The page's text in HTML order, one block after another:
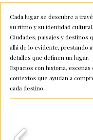
Cada lugar se descubre a
su ritmo y su identidad cultural.
Ciudades, paisajes y destinos
allá de lo evidente, prestando
detalles que definen un lugar.
Espacios con historia, escenas
contextos que ayudan a
cada destino.